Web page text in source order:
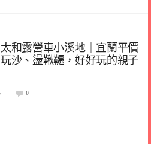
和露營車小溪地｜宜蘭平價
沙、盪鞦韆，好好玩的親子
0